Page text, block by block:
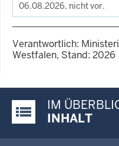
06.08.2026, nicht vor.
Verantwortlich:
Westfalen, Stand: 2026
Justiz-Portal im
IM
INHALT